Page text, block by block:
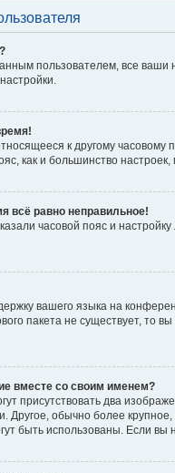
пользователем, все
к другому часовому
как и большинство
всё равно неправильное!
часовой пояс и
вашего языка на
пакета не существует,
вместе со своим именем?
присутствовать два
Другое, обычно более
быть использованы. Если